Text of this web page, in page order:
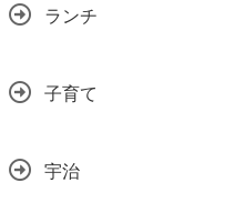
ランチ
子育て
宇治